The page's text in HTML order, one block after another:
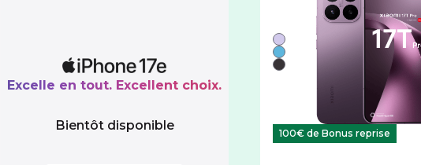
Excelle en tout. Excellent choix.
Bientôt disponible
Liste de couleurs
Violet
Bleu
Noir
100€ de Bonus reprise